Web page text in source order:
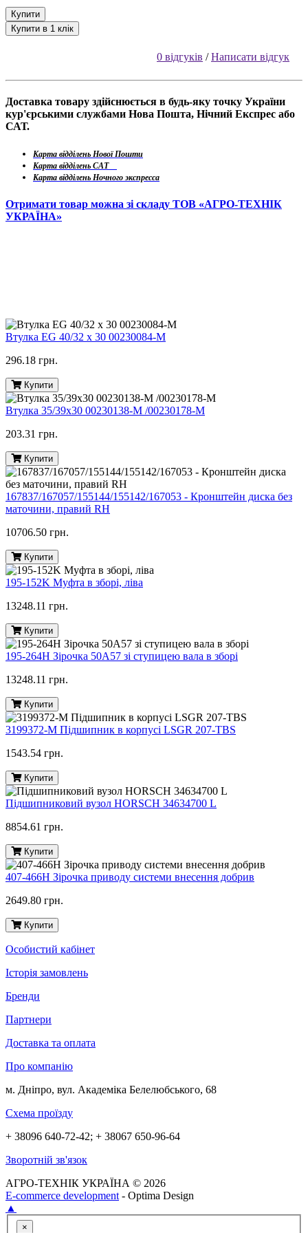
Купити
Купити в 1 клік
0 відгуків /Написати відгук
Доставка товару здійснюється в будь-яку точку України
кур'єрськими службами Нова Пошта, Нічний Експрес або
САТ.
Карта відділень Нової Пошти
Карта відділень САТ
Карта відділень Ночного экспресса
Отримати товар можна зі складу ТОВ «АГРО-ТЕХНІК
УКРАЇНА»
Втулка EG 40/32 x 30 00230084-M
296.18 грн.
Купити
Втулка 35/39х30 00230138-M /00230178-M
203.31 грн.
Купити
167837/167057/155144/155142/167053 - Кронштейн диска без
маточини, правий RH
10706.50 грн.
Купити
195-152K Муфта в зборі, ліва
13248.11 грн.
Купити
195-264H Зірочка 50A57 зі ступицею вала в зборі
13248.11 грн.
Купити
3199372-M Підшипник в корпусі LSGR 207-TBS
1543.54 грн.
Купити
Підшипниковий вузол HORSCH 34634700 L
8854.61 грн.
Купити
407-466Н Зірочка приводу системи внесення добрив
2649.80 грн.
Купити
Особистий кабінет
Історія замовлень
Бренди
Партнери
Доставка та оплата
Про компанію
м. Дніпро, вул. Академіка Белелюбського, 68
Схема проїзду
+ 38096 640-72-42; + 38067 650-96-64
Зворотній зв'язок
АГРО-ТЕХНІК УКРАЇНА © 2026
E-commerce development - Optima Design
▲
×